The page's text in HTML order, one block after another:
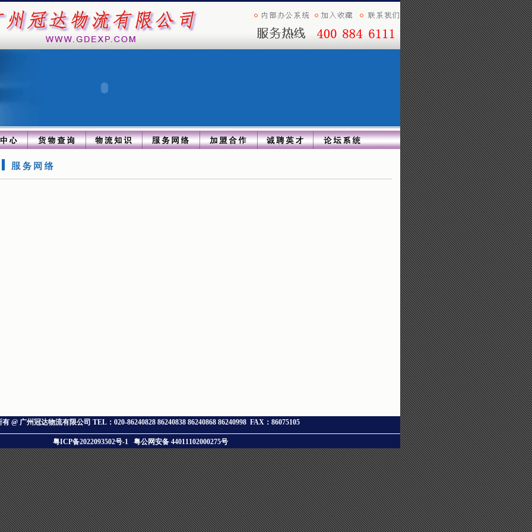
@ 广州冠达物流有限公司 TEL：020-86240828 86240838 86240868 86240998 FAX：86075105
粤ICP备2022093502号-1 粤公网安备 44011102000275号